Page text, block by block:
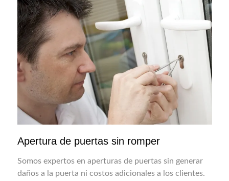
Apertura de puertas sin romper
Somos expertos en aperturas de puertas sin generar
daños a la puerta ni costos adicionales a los clientes.